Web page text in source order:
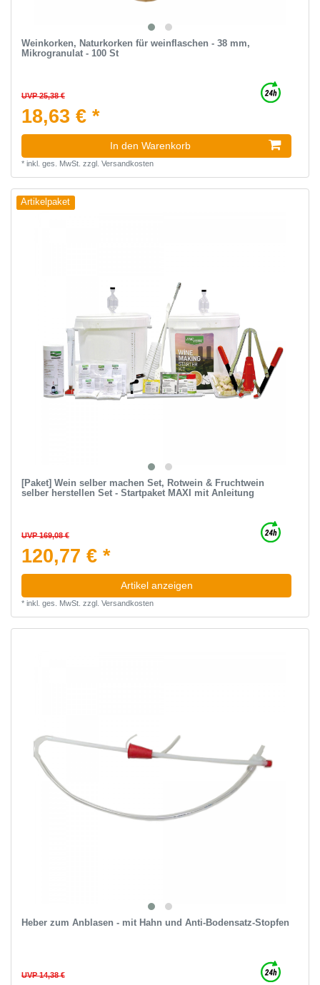
Weinkorken, Naturkorken für weinflaschen - 38 mm,
Mikrogranulat - 100 St
UVP 25,38 €
18,63 € *
In den Warenkorb
* inkl. ges. MwSt. zzgl. Versandkosten
Artikelpaket
[Paket] Wein selber machen Set, Rotwein & Fruchtwein
selber herstellen Set - Startpaket MAXI mit Anleitung
UVP 169,08 €
120,77 € *
Artikel anzeigen
* inkl. ges. MwSt. zzgl. Versandkosten
Heber zum Anblasen - mit Hahn und Anti-Bodensatz-Stopfen
UVP 14,38 €